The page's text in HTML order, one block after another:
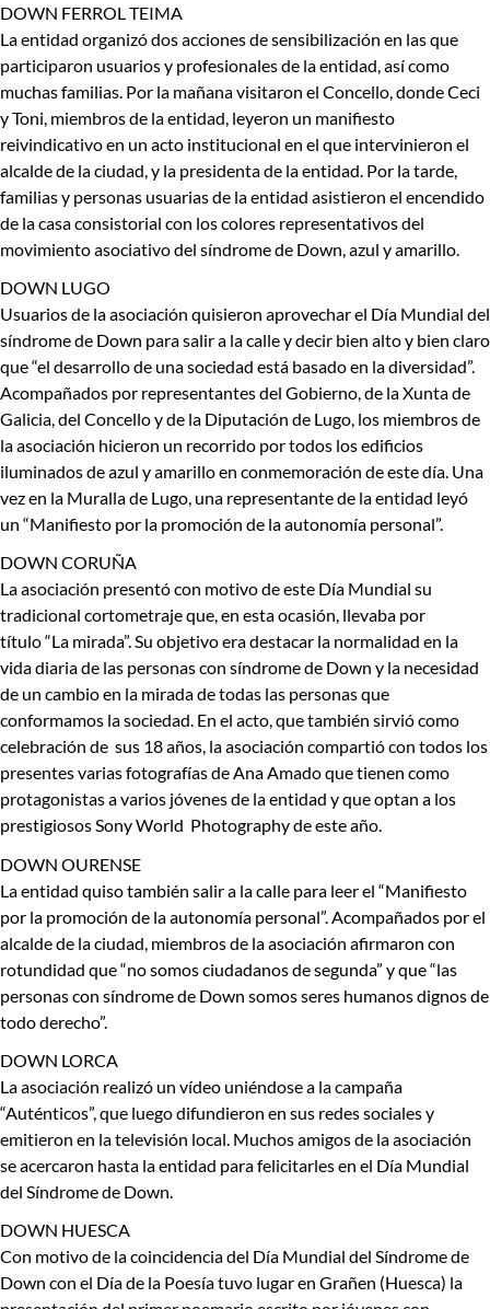
DOWN FERROL TEIMA
La entidad organizó dos acciones de sensibilización en las que
participaron usuarios y profesionales de la entidad, así como
muchas familias. Por la mañana visitaron el Concello, donde Ceci
y Toni, miembros de la entidad, leyeron un manifiesto
reivindicativo en un acto institucional en el que intervinieron el
alcalde de la ciudad, y la presidenta de la entidad. Por la tarde,
familias y personas usuarias de la entidad asistieron el encendido
de la casa consistorial con los colores representativos del
movimiento asociativo del síndrome de Down, azul y amarillo.
DOWN LUGO
Usuarios de la asociación quisieron aprovechar el Día Mundial del
síndrome de Down para salir a la calle y decir bien alto y bien claro
que “el desarrollo de una sociedad está basado en la diversidad”.
Acompañados por representantes del Gobierno, de la Xunta de
Galicia, del Concello y de la Diputación de Lugo, los miembros de
la asociación hicieron un recorrido por todos los edificios
iluminados de azul y amarillo en conmemoración de este día. Una
vez en la Muralla de Lugo, una representante de la entidad leyó
un “Manifiesto por la promoción de la autonomía personal”.
DOWN CORUÑA
La asociación presentó con motivo de este Día Mundial su
tradicional cortometraje que, en esta ocasión, llevaba por
título “La mirada”. Su objetivo era destacar la normalidad en la
vida diaria de las personas con síndrome de Down y la necesidad
de un cambio en la mirada de todas las personas que
conformamos la sociedad. En el acto, que también sirvió como
celebración de sus 18 años, la asociación compartió con todos los
presentes varias fotografías de Ana Amado que tienen como
protagonistas a varios jóvenes de la entidad y que optan a los
prestigiososSony World Photographyde este año.
DOWN OURENSE
La entidad quiso también salir a la calle para leer el “Manifiesto
por la promoción de la autonomía personal”. Acompañados por el
alcalde de la ciudad, miembros de la asociación afirmaron con
rotundidad que “no somos ciudadanos de segunda” y que “las
personas con síndrome de Down somos seres humanos dignos de
todo derecho”.
DOWN LORCA
La asociación realizó un vídeo uniéndose a la campaña
“Auténticos”, que luego difundieron en sus redes sociales y
emitieron en la televisión local. Muchos amigos de la asociación
se acercaron hasta la entidad para felicitarles en el Día Mundial
del Síndrome de Down.
DOWN HUESCA
Con motivo de la coincidencia del Día Mundial del Síndrome de
Down con el Día de la Poesía tuvo lugar en Grañen (Huesca) la